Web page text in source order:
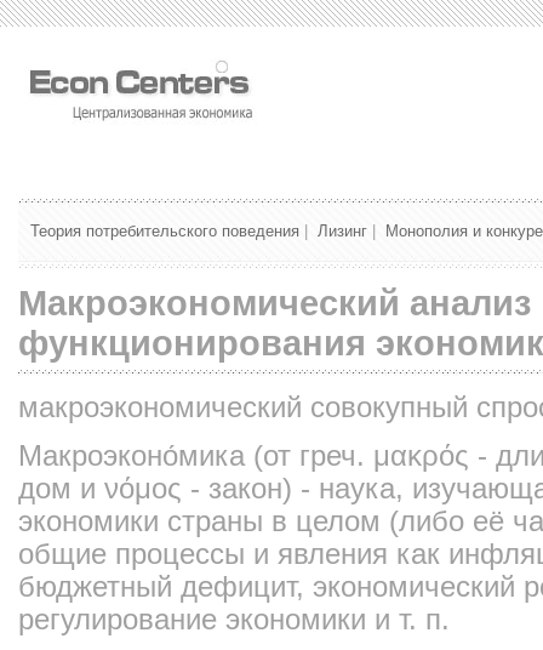
Теория потребительского поведения Лизинг Монополия и
Макроэкономический анализ
функционирования
макроэкономический совокупный
Макроэконо́мика (от греч. μακρός -
дом и νόμος - закон) - наука,
экономики страны в целом (либо её
общие процессы и явления как
бюджетный дефицит, экономический
регулирование экономики и т. п.